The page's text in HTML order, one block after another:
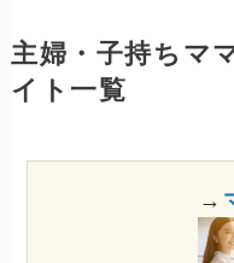
主婦・子持ちマ
イト一覧
→